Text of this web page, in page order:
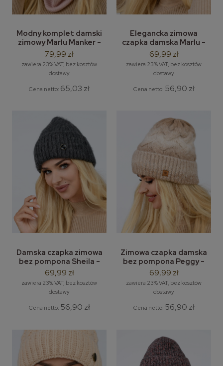
Modny komplet damski
zimowy Marlu Manker -
zestaw: damska czapka i
komin / tuba
79,99 zł
zawiera 23% VAT, bez kosztów
dostawy
Cena netto: 65,03 zł
Elegancka zimowa
czapka damska Marlu -
damska czapka alpakowa
z lurexem
69,99 zł
zawiera 23% VAT, bez kosztów
dostawy
Cena netto: 56,90 zł
Damska czapka zimowa
bez pompona Sheila -
moherowa czapka
damska
69,99 zł
zawiera 23% VAT, bez kosztów
dostawy
Cena netto: 56,90 zł
Zimowa czapka damska
bez pompona Peggy -
klasyczna czapka bez
pompona
69,99 zł
zawiera 23% VAT, bez kosztów
dostawy
Cena netto: 56,90 zł